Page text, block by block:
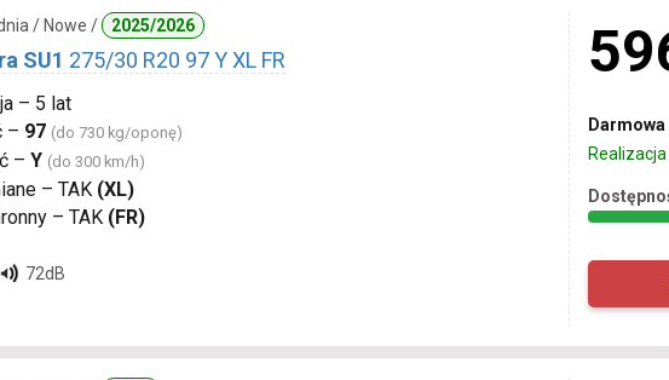
/ Nowe / 2025/2026
SU1 275/30 R20 97 Y XL FR
– 5 lat
– 97 (do 730 kg/oponę)
– Y (do 300 km/h)
– TAK (XL)
– TAK (FR)
72dB